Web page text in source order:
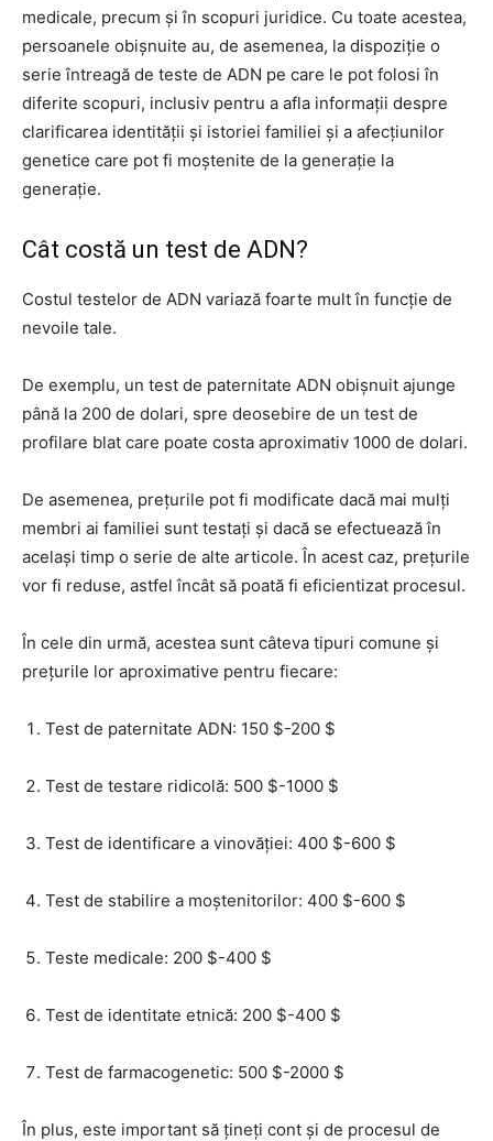
medicale, precum și în scopuri juridice. Cu toate acestea,
persoanele obișnuite au, de asemenea, la dispoziție o
serie întreagă de teste de ADN pe care le pot folosi în
diferite scopuri, inclusiv pentru a afla informații despre
clarificarea identității și istoriei familiei și a afecțiunilor
genetice care pot fi moștenite de la generație la
generație.
Cât costă un test de ADN?
Costul testelor de ADN variază foarte mult în funcție de
nevoile tale.
De exemplu, un test de paternitate ADN obișnuit ajunge
până la 200 de dolari, spre deosebire de un test de
profilare blat care poate costa aproximativ 1000 de dolari.
De asemenea, prețurile pot fi modificate dacă mai mulți
membri ai familiei sunt testați și dacă se efectuează în
același timp o serie de alte articole. În acest caz, prețurile
vor fi reduse, astfel încât să poată fi eficientizat procesul.
În cele din urmă, acestea sunt câteva tipuri comune și
prețurile lor aproximative pentru fiecare:
Test de paternitate ADN: 150 $-200 $
Test de testare ridicolă: 500 $-1000 $
Test de identificare a vinovăției: 400 $-600 $
Test de stabilire a moștenitorilor: 400 $-600 $
Teste medicale: 200 $-400 $
Test de identitate etnică: 200 $-400 $
Test de farmacogenetic: 500 $-2000 $
În plus, este important să țineți cont și de procesul de